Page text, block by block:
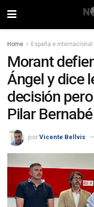
Home España e internacional
Morant
Ángel y dice
decisión
Pilar Bernabé
por Vicente Bellvis